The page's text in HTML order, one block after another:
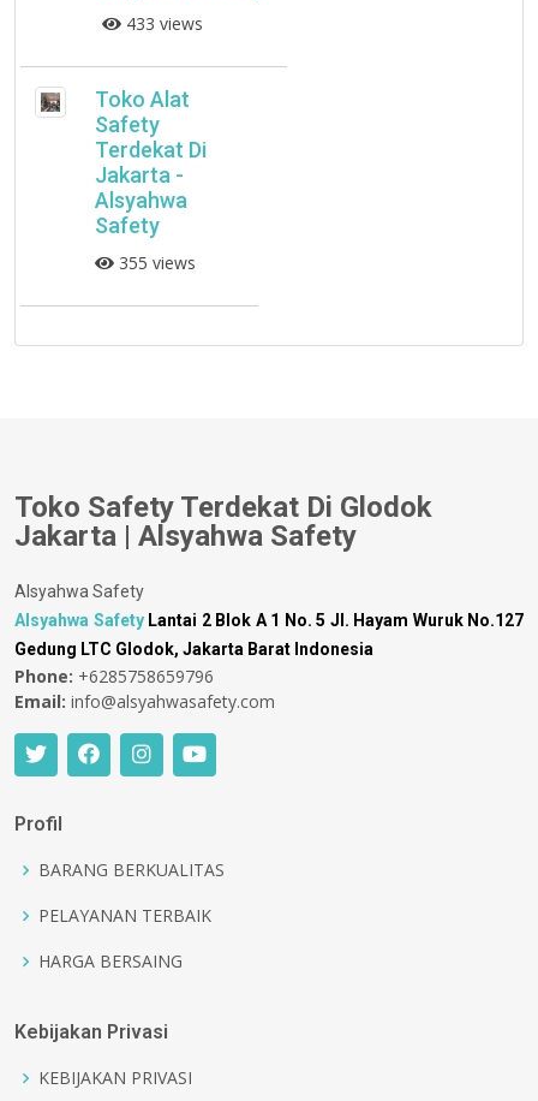
433 views
Toko Alat
Safety
Terdekat Di
Jakarta -
Alsyahwa
Safety
355 views
Toko Safety Terdekat Di Glodok
Jakarta | Alsyahwa Safety
Alsyahwa Safety
Alsyahwa Safety Lantai 2 Blok A 1 No. 5 Jl. Hayam Wuruk No.127
Gedung LTC Glodok, Jakarta Barat Indonesia
Phone: +6285758659796
Email: info@alsyahwasafety.com
Profil
BARANG BERKUALITAS
PELAYANAN TERBAIK
HARGA BERSAING
Kebijakan Privasi
KEBIJAKAN PRIVASI